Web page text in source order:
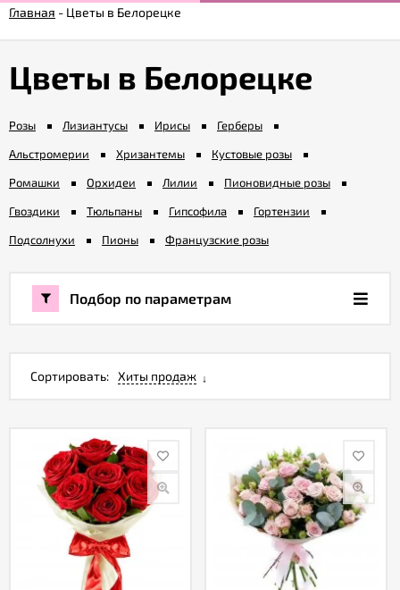
Акции
Как
оформить
Вопрос-
Публичная
Политика
конфиденциальности
Главная - Цветы в Белорецке
Цветы в Белорецке
Розы Лизиантусы Ирисы
Герберы
Альстромерии
Хризантемы
Кустовые розы
Ромашки
Орхидеи Лилии
Пионовидные розы
Гвоздики
Тюльпаны Гипсофила
Гортензии
Подсолнухи
Пионы Французские розы
Подбор по параметрам
Сортировать: Хиты продаж